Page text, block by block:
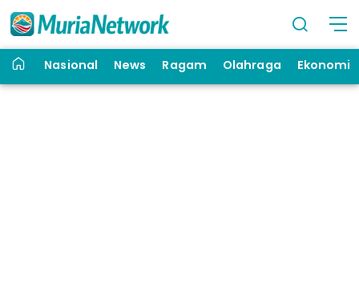
Nasional News Ragam Olahraga Ekonomi